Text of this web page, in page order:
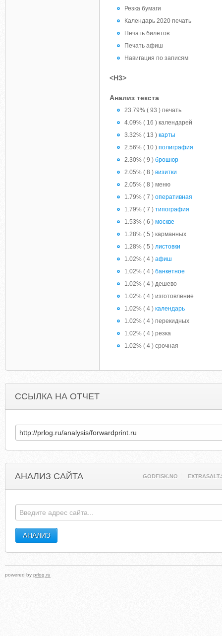
Резка бумаги
Календарь 2020 печать
Печать билетов
Печать афиш
Навигация по записям
<H3>
Анализ текста
23.79% ( 93 ) печать
4.09% ( 16 ) календарей
3.32% ( 13 ) карты
2.56% ( 10 ) полиграфия
2.30% ( 9 ) брошюр
2.05% ( 8 ) визитки
2.05% ( 8 ) меню
1.79% ( 7 ) оперативная
1.79% ( 7 ) типография
1.53% ( 6 ) москве
1.28% ( 5 ) карманных
1.28% ( 5 ) листовки
1.02% ( 4 ) афиш
1.02% ( 4 ) банкетное
1.02% ( 4 ) дешево
1.02% ( 4 ) изготовление
1.02% ( 4 ) календарь
1.02% ( 4 ) перекидных
1.02% ( 4 ) резка
1.02% ( 4 ) срочная
ССЫЛКА НА ОТЧЕТ
АНАЛИЗ САЙТА GODFISK.NO
powered by prlog.ru